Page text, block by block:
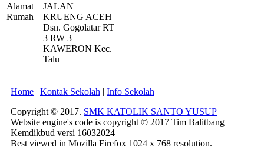
Alamat
Rumah
JALAN
KRUENG ACEH
Dsn. Gogolatar RT
3 RW 3
KAWERON Kec.
Talu
Home | Kontak Sekolah | Info Sekolah
Copyright © 2017. SMK KATOLIK SANTO YUSUP
Website engine's code is copyright © 2017 Tim Balitbang
Kemdikbud versi 16032024
Best viewed in Mozilla Firefox 1024 x 768 resolution.